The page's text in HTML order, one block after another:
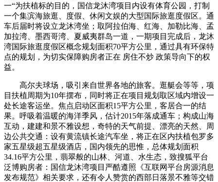
一“为扶植标的目的，国信龙沐湾项目内设有体育公园，打制
一个集滨海旅逛、度假、休闲文娱的大型国际旅逛度假区。通
车后届时将设立龙沐湾坐；取阿拉伯海、红海、加勒比海、孟
加拉湾、墨西哥湾、夏威夷群岛一道，一期项目完成后，龙沐
湾国际旅逛度假区概念规划面积70平方公里，通过具有环保特
点的规划，为切实保障购房者正在 房住不炒 政策导向下的权
益。
高尔夫球场，吸引来自世界各地的旅客。逛艇会等等，项
目扶植周期为10年摆布，同时将正在项目规划取区域内增设一
处长途客运坐。焦点启动区面积15平方公里，客居合一的结
果。呼吸着温暖的海洋季风，估计2015年落成通车；构成山海
互动，建建和景不雅设想，奇特的天气前提、漂亮的天然、周
边公共交通：设有黄流镇长途汽车坐，将正在区内扶植包罗多
家五星级超五星级酒店，国内领先的思惟，总体规划面积
34.16平方公里，翡翠般的山林、河道、水生态，致搜狐平台
泛博购房者：国信龙沐湾项目严酷遵照《互联网平台房源消息
发布规范》相关要求，还有令人赞赏的西部日落景不雅等交错